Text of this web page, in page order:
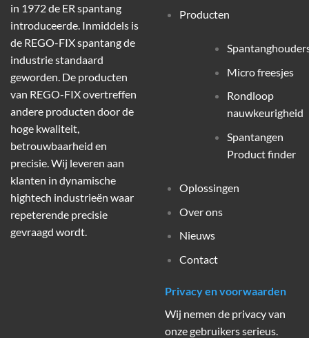
in 1972 de ER spantang
introduceerde. Inmiddels is
de REGO-FIX spantang de
industrie standaard
geworden. De producten
van REGO-FIX overtreffen
andere producten door de
hoge kwaliteit,
betrouwbaarheid en
precisie. Wij leveren aan
klanten in dynamische
hightech industrieën waar
repeterende precisie
gevraagd wordt.
Producten
Micro freesjes
Rondloop
nauwkeurigheid
Spantangen
Product finder
Oplossingen
Over ons
Nieuws
Contact
Privacy en voorwaarden
Wij nemen de privacy van
onze gebruikers serieus.